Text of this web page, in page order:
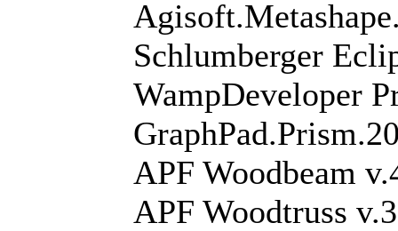
Schlumberger
WampDeveloper
APF Woodbeam
APF Woodtruss